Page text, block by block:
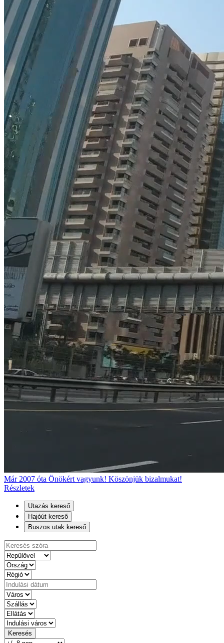
Már 2007 óta Önökért vagyunk! Köszönjük bizalmukat!
Részletek
Utazás kereső
Hajóút kereső
Buszos utak kereső
Keresés